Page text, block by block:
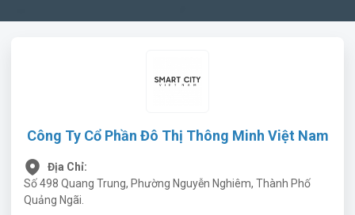
Công Ty Cổ Phần Đô Thị Thông Minh Việt Nam
Địa Chỉ:
Số 498 Quang Trung, Phường Nguyễn Nghiêm, Thành Phố
Quảng Ngãi.